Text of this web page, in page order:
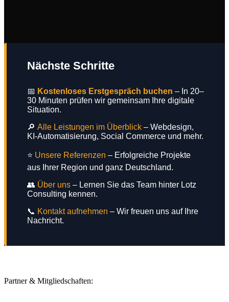
Nächste Schritte
📅 Kostenloses Erstgespräch buchen – In 20–
30 Minuten prüfen wir gemeinsam Ihre digitale
Situation.
🔎 Alle Leistungen im Überblick – Webdesign,
KI-Automatisierung, Social Commerce und mehr.
⭐ Unsere Referenzen – Erfolgreiche Projekte
aus Ihrer Region und ganz Deutschland.
👥 Über uns – Lernen Sie das Team hinter Lotz
Consulting kennen.
📞 Kontakt aufnehmen – Wir freuen uns auf Ihre
Nachricht.
Partner & Mitgliedschaften: